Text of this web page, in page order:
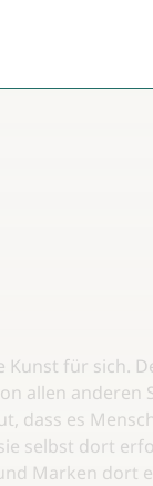
für sich.
allen anderen
dass es
selbst dort
Marken dort